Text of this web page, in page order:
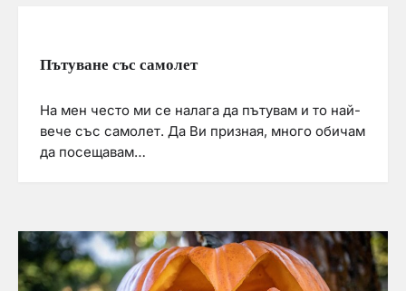
Пътуване със самолет
На мен често ми се налага да пътувам и то най-
вече със самолет. Да Ви призная, много обичам
да посещавам…